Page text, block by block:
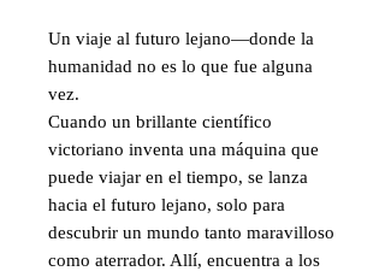
Un viaje al futuro lejano—donde la
humanidad no es lo que fue alguna
vez.
Cuando un brillante científico
victoriano inventa una máquina que
puede viajar en el tiempo, se lanza
hacia el futuro lejano, solo para
descubrir un mundo tanto maravilloso
como aterrador. Allí, encuentra a los